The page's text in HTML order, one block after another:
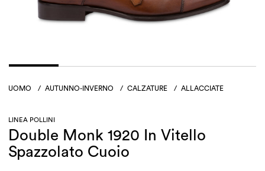
UOMO / AUTUNNO-INVERNO / CALZATURE / ALLACCIATE
LINEA POLLINI
Double Monk 1920 In Vitello
Spazzolato Cuoio